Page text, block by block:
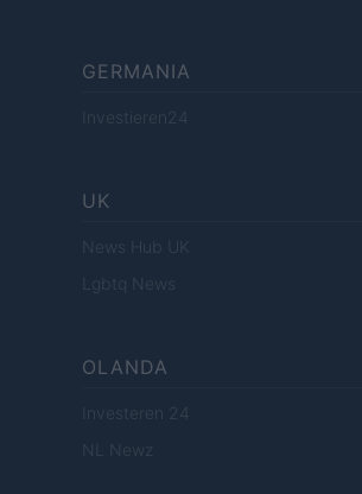
GERMANIA
Investieren24
UK
News Hub UK
Lgbtq News
OLANDA
Investeren 24
NL Newz